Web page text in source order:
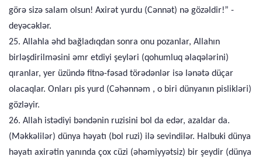
görə sizə salam olsun! Axirət yurdu (Cənnət) nə gözəldir!” -
deyəcəklər.
25. Allahla əhd bağladıqdan sonra onu pozanlar, Allahın
birləşdirilməsini əmr etdiyi şeyləri (qohumluq əlaqələrini)
qıranlar, yer üzündə fitnə-fəsad törədənlər isə lənətə düçar
olacaqlar. Onları pis yurd (Cəhənnəm , o biri dünyanın pislikləri)
gözləyir.
26. Allah istədiyi bəndənin ruzisini bol da edər, azaldar da.
(Məkkəlilər) dünya həyatı (bol ruzi) ilə sevindilər. Halbuki dünya
həyatı axirətin yanında çox cüzi (əhəmiyyətsiz) bir şeydir (dünya